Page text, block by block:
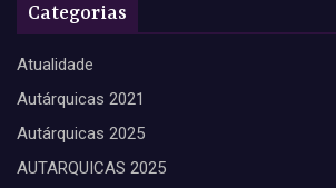
Categorias
Atualidade
Autárquicas 2021
Autárquicas 2025
AUTARQUICAS 2025